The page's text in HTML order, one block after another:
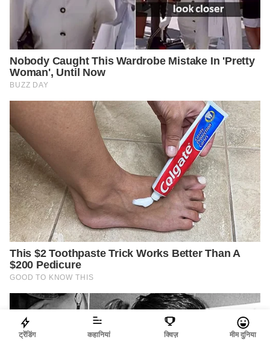
ट्रेंडिंग कहानियां क्विज़ मीम दुनिया